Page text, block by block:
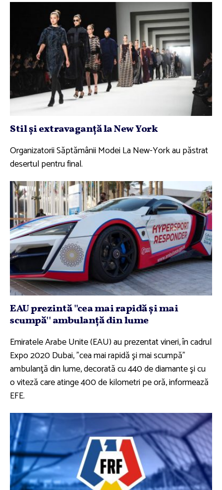
Stil şi extravaganţă la New York
Organizatorii Săptămânii Modei La New-York au păstrat
desertul pentru final.
EAU prezintă ''cea mai rapidă şi mai
scumpă'' ambulanţă din lume
Emiratele Arabe Unite (EAU) au prezentat vineri, în cadrul
Expo 2020 Dubai, "cea mai rapidă şi mai scumpă"
ambulanţă din lume, decorată cu 440 de diamante şi cu
o viteză care atinge 400 de kilometri pe oră, informează
EFE.